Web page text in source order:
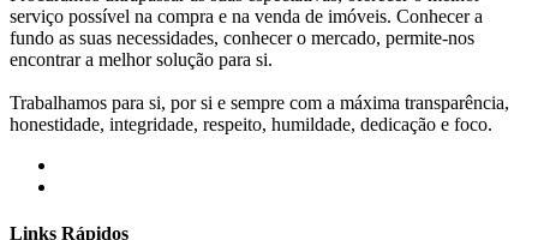
serviço possível na compra e na venda de imóveis. Conhecer a
fundo as suas necessidades, conhecer o mercado, permite-nos
encontrar a melhor solução para si.
Trabalhamos para si, por si e sempre com a máxima transparência,
honestidade, integridade, respeito, humildade, dedicação e foco.
Links Rápidos